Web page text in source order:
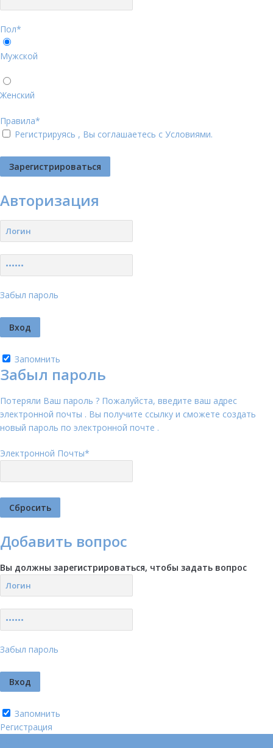
Пол*
Мужской
Женский
Правила*
Регистрируясь , Вы соглашаетесь с Условиями.
Авторизация
Забыл пароль
Запомнить
Забыл пароль
Потеряли Ваш пароль ? Пожалуйста, введите ваш адрес
электронной почты . Вы получите ссылку и сможете создать
новый пароль по электронной почте .
Электронной Почты*
Добавить вопрос
Вы должны зарегистрироваться, чтобы задать вопрос
Забыл пароль
Запомнить
Регистрация